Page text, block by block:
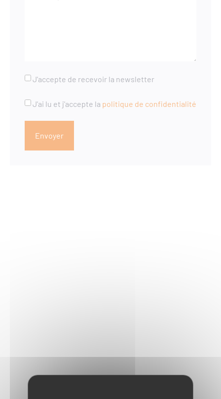
J'accepte de recevoir la newsletter
J'ai lu et j'accepte la politique de confidentialité
Envoyer